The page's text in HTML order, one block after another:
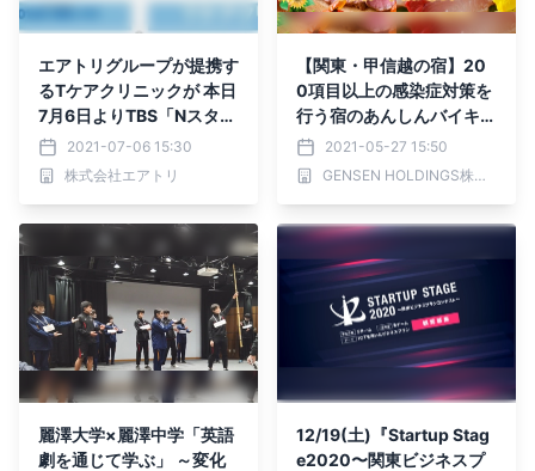
エアトリグループが提携す
るTケアクリニックが 本日
7月6日よりTBS「Nスタ0
部」にてタイムCM※を放
映開始！
2021-07-06 15:30
株式会社エアトリ
【関東・甲信越の宿】20
0項目以上の感染症対策を
行う宿のあんしんバイキン
グ 宿泊経験者のバイキン
グ評価は未経験者の3.4
倍！大江戸温泉物語【夏の
弾】6月1日スタート
2021-05-27 15:50
GENSEN HOLDINGS株式会社
麗澤大学×麗澤中学「英語
劇を通じて学ぶ」 ～変化
12/19(土)『Startup Stag
e2020〜関東ビジネスプ